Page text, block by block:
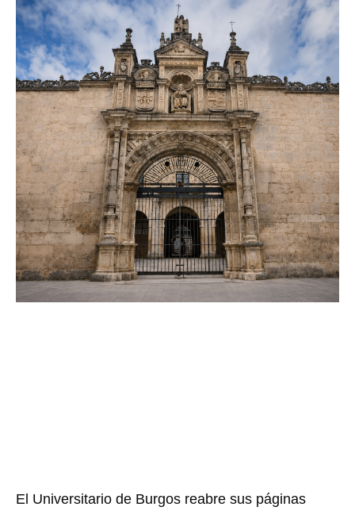
El Universitario de Burgos reabre sus páginas